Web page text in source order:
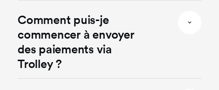
Comment puis-je
commencer à envoyer
des paiements via
Trolley ?